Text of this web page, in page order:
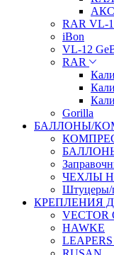
RAR VL-
iBon
VL-12
RAR
Gorilla
БАЛЛОНЫ/
ЧЕХЛЫ
Штуцеры/
КРЕПЛЕНИЯ
VECTOR
HAWKE